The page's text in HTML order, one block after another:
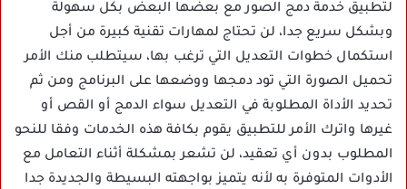
لتطبيق خدمة دمج الصور مع بعضها البعض بكل سهولة
وبشكل سريع جدا، لن تحتاج لمهارات تقنية كبيرة من أجل
استكمال خطوات التعديل التي ترغب بها، سيتطلب منك الأمر
تحميل الصورة التي تود دمجها ووضعها على البرنامج ومن ثم
تحديد الأداة المطلوبة في التعديل سواء الدمج أو القص أو
غيرها واترك الأمر للتطبيق يقوم بكافة هذه الخدمات وفقا للنحو
المطلوب بدون أي تعقيد، لن تشعر بمشكلة أثناء التعامل مع
الأدوات المتوفرة به لأنه يتميز بواجهته البسيطة والجديدة جدا